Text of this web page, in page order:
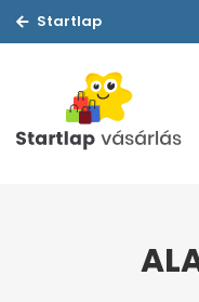
Startlap